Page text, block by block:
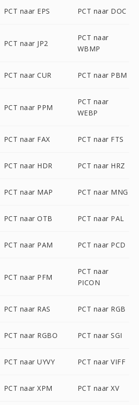
PCT naar EPS PCT naar DOC
PCT naar JP2
PCT naar
WBMP
PCT naar CUR PCT naar PBM
PCT naar PPM
PCT naar
WEBP
PCT naar FAX PCT naar FTS
PCT naar HDR PCT naar HRZ
PCT naar MAP PCT naar MNG
PCT naar OTB PCT naar PAL
PCT naar PAM PCT naar PCD
PCT naar PFM
PCT naar
PICON
PCT naar RAS PCT naar RGB
PCT naar RGBO PCT naar SGI
PCT naar UYVY PCT naar VIFF
PCT naar XPM PCT naar XV